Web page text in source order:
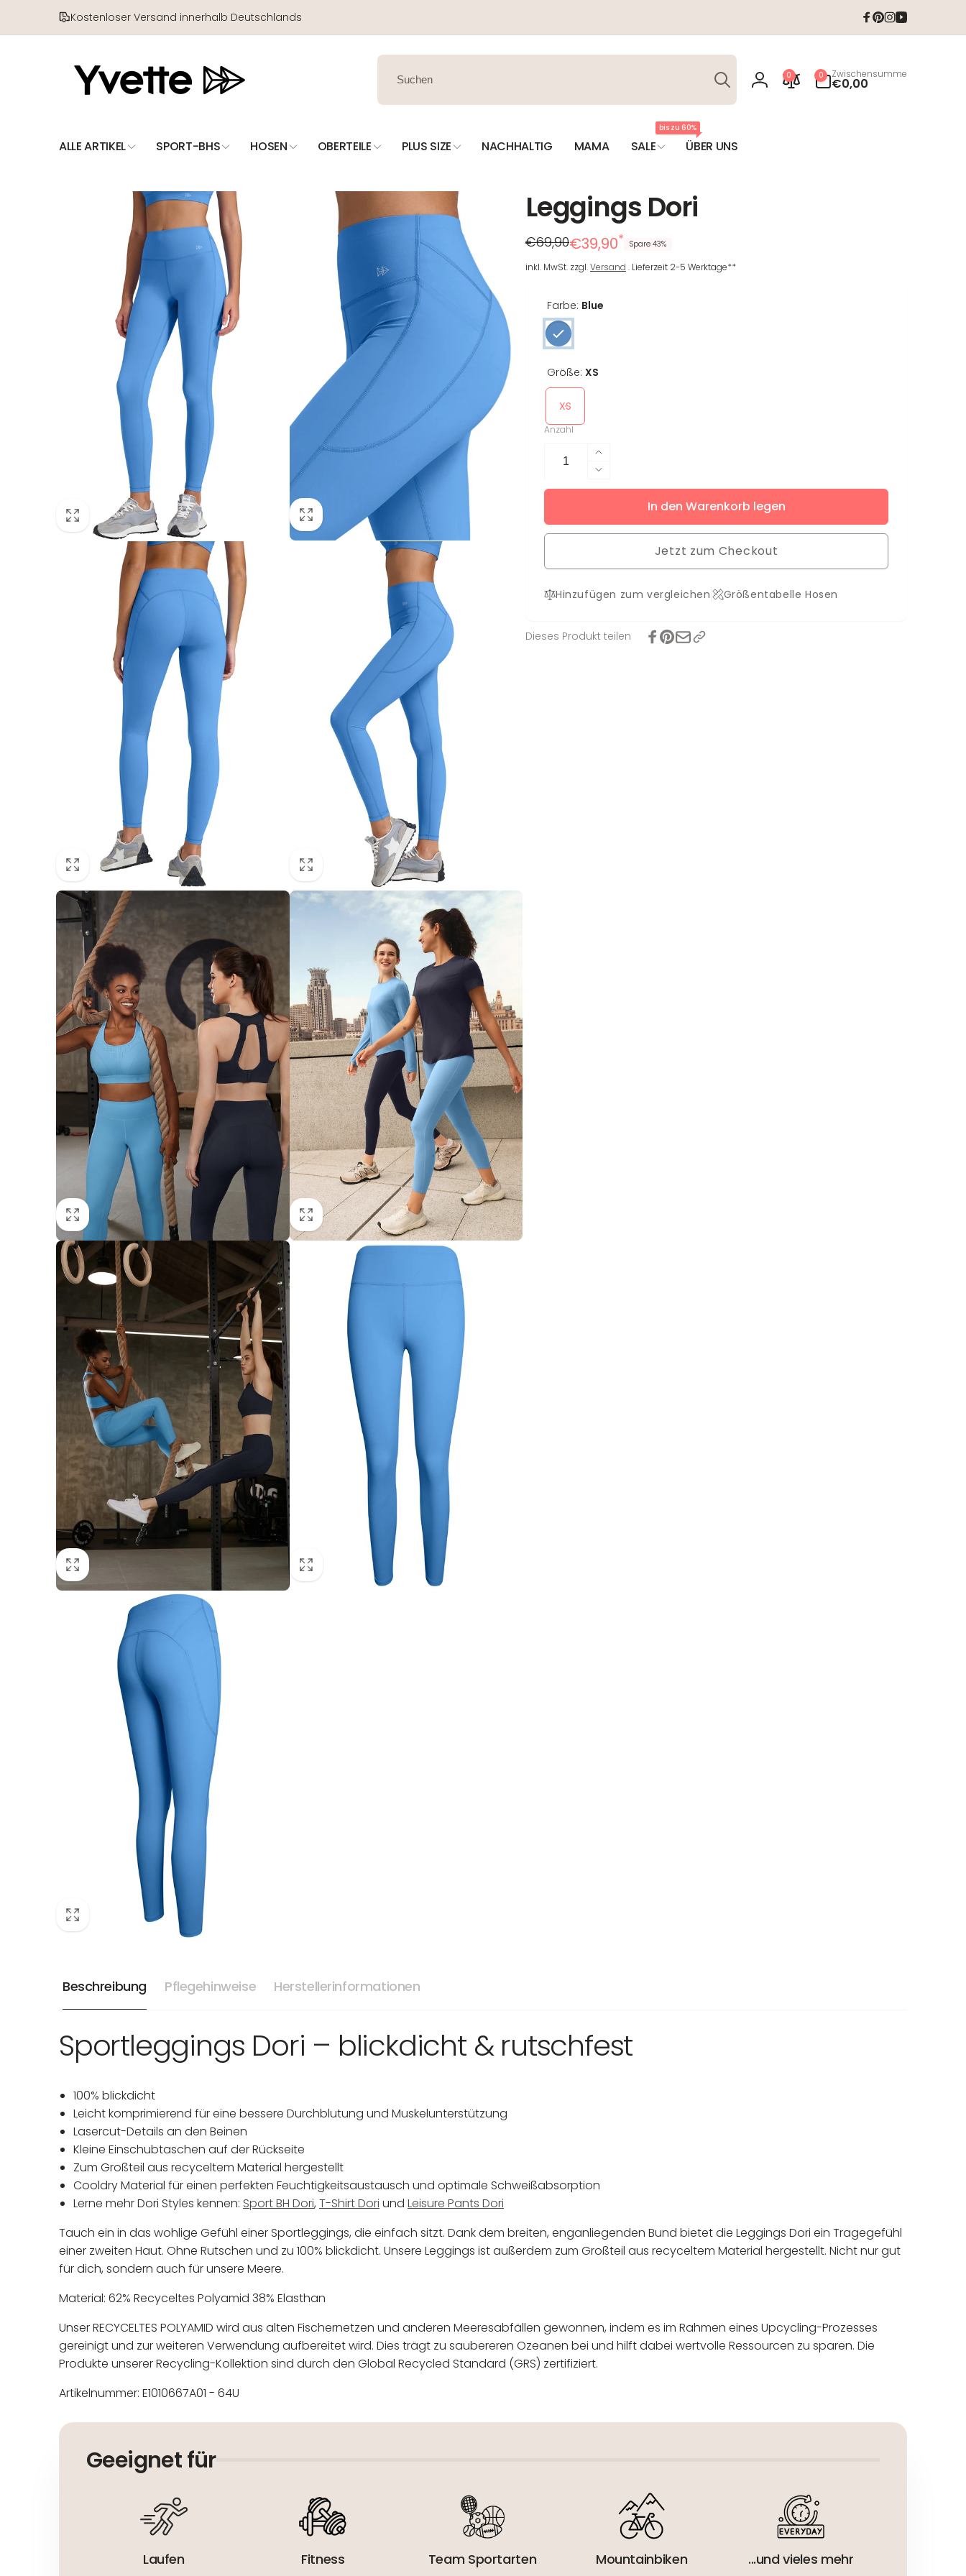
Kostenloser Versand innerhalb Deutschlands Facebook
Pinterest
Instagram
YouTube
Suchen
Einloggen
0 0
Artikel
Zwischensumme
€0,00
ALLE ARTIKEL SPORT-BHS HOSEN OBERTEILE PLUS SIZE NACHHALTIG MAMA SALE
bis zu 60%
ÜBER UNS
Leggings Dori
Regulärer
Preis
€69,90
Reduzierter
Preis
€39,90* Spare 43%
inkl. MwSt. zzgl.Versand . Lieferzeit 2-5 Werktage**
Farbe: Blue
Größe: XS
XS
Anzahl
Erhöhe
die
Menge
Dori
Verringere
die
für
Leggings
In den Warenkorb legen
Jetzt zum Checkout
Hinzufügen zum vergleichen Größentabelle Hosen
Dieses Produkt teilen
Beschreibung Pflegehinweise Herstellerinformationen
Sportleggings Dori – blickdicht & rutschfest
100% blickdicht
Leicht komprimierend für eine bessere Durchblutung und Muskelunterstützung
Lasercut-Details an den Beinen
Kleine Einschubtaschen auf der Rückseite
Zum Großteil aus recyceltem Material hergestellt
Cooldry Material für einen perfekten Feuchtigkeitsaustausch und optimale Schweißabsorption
Lerne mehr Dori Styles kennen: Sport BH Dori, T-Shirt Dori und Leisure Pants Dori
Tauch ein in das wohlige Gefühl einer Sportleggings, die einfach sitzt. Dank dem breiten, enganliegenden Bund bietet die Leggings Dori ein Tragegefühl
einer zweiten Haut. Ohne Rutschen und zu 100% blickdicht. Unsere Leggings ist außerdem zum Großteil aus recyceltem Material hergestellt. Nicht nur gut
für dich, sondern auch für unsere Meere.
Material: 62% Recyceltes Polyamid 38% Elasthan
Unser RECYCELTES POLYAMID wird aus alten Fischernetzen und anderen Meeresabfällen gewonnen, indem es im Rahmen eines Upcycling-Prozesses
gereinigt und zur weiteren Verwendung aufbereitet wird. Dies trägt zu saubereren Ozeanen bei und hilft dabei wertvolle Ressourcen zu sparen. Die
Produkte unserer Recycling-Kollektion sind durch den Global Recycled Standard (GRS) zertifiziert.
Artikelnummer: E1010667A01 - 64U
Maschinenwäsche bis 30°C
Nicht bügeln
Nicht trocknergeeignet
In der EU niedergelassener verantwortlicher Wirtschaftsakteur:
Geeignet für
Laufen Fitness Team Sportarten Mountainbiken ...und vieles mehr